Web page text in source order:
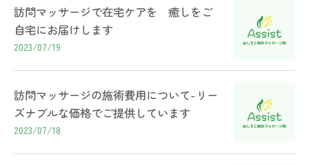
訪問マッサージで在宅ケアを 癒しをご
自宅にお届けします
2023/07/19
訪問マッサージの施術費用について-リー
ズナブルな価格でご提供しています
2023/07/18